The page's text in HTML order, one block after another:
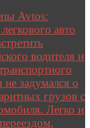
Avtos:
авто
водителя и
задумался о
грузов с
Легко и